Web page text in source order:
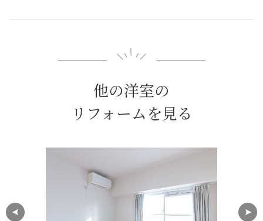
他の洋室の
リフォームを見る